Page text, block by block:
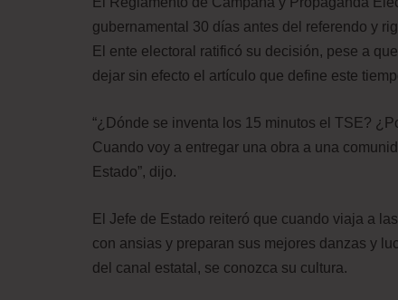
gubernamental 30 días antes del referendo y
El ente electoral ratificó su decisión, pese a
dejar sin efecto el artículo que define este
“¿Dónde se inventa los 15 minutos el TSE?
Cuando voy a entregar una obra a una
Estado”, dijo.
El Jefe de Estado reiteró que cuando viaja a
con ansias y preparan sus mejores danzas y
del canal estatal, se conozca su cultura.